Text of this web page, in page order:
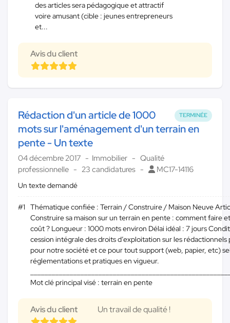
des articles sera pédagogique et attractif
voire amusant (cible : jeunes entrepreneurs
et...
Avis du client
TERMINÉE
Rédaction d'un article de 1000
mots sur l'aménagement d'un terrain en
pente - Un texte
04 décembre 2017 Immobilier
Qualité
professionnelle
23 candidatures MC17-14116
Un texte demandé
#1
Thématique confiée : Terrain / Construire / Maison Neuve
Construire sa maison sur un terrain en pente : comment faire
coût ? Longueur : 1000 mots environ Délai idéal : 7 jours
cession intégrale des droits d’exploitation sur les rédactionnels
pour notre société et ce pour tout support (web, papier, etc)
réglementations et pratiques en vigueur.
Mot clé principal visé : terrain en pente
Avis du client Un travail de qualité !